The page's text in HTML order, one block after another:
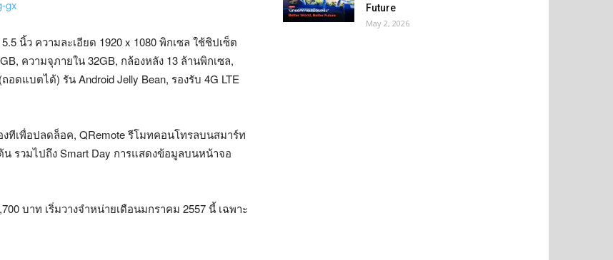
นิ้ว ความละเอียด 1920 x 1080 พิกเซล ใช้ชิปเซ็ต
ความจุภายใน 32GB, กล้องหลัง 13 ล้านพิกเซล,
ดแบตได้) รัน Android Jelly Bean, รองรับ 4G LTE
ทีเพื่อปลดล็อค, QRemote รีโมทคอนโทรลบนสมาร์ท
รวมไปถึง Smart Day การแสดงข้อมูลบนหน้าจอ
บาท เริ่มวางจำหน่ายเดือนมกราคม 2557 นี้ เฉพาะ
Future
May 2, 2026